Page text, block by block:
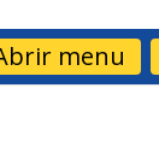
menu